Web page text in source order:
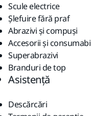
Scule electrice
Șlefuire fără praf
Abrazivi și compuși
Accesorii și
Superabrazivi
Branduri de top
Asistență
Descărcări